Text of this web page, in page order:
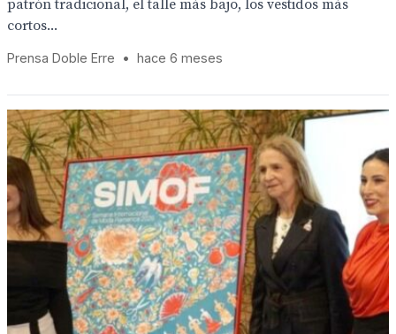
patrón tradicional, el talle más bajo, los vestidos más
cortos...
Prensa Doble Erre • hace 6 meses